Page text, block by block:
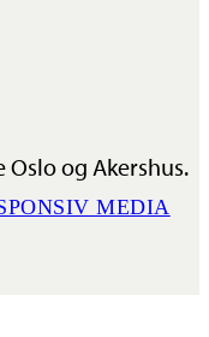
og Akershus.
MEDIA